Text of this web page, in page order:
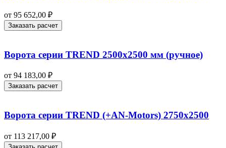
от 95 652,00 ₽
Заказать расчет
Ворота серии TREND 2500х2500 мм (ручное)
от 94 183,00 ₽
Заказать расчет
Ворота серии TREND (+AN‑Motors) 2750х2500
от 113 217,00 ₽